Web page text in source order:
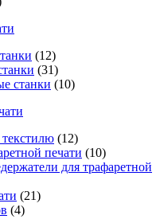
(12)
(31)
станки (10)
(12)
печати (10)
для трафаретной
(21)
(4)